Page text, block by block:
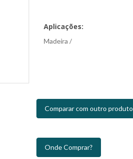
Aplicações:
Madeira /
Comparar com outro produto
Onde Comprar?